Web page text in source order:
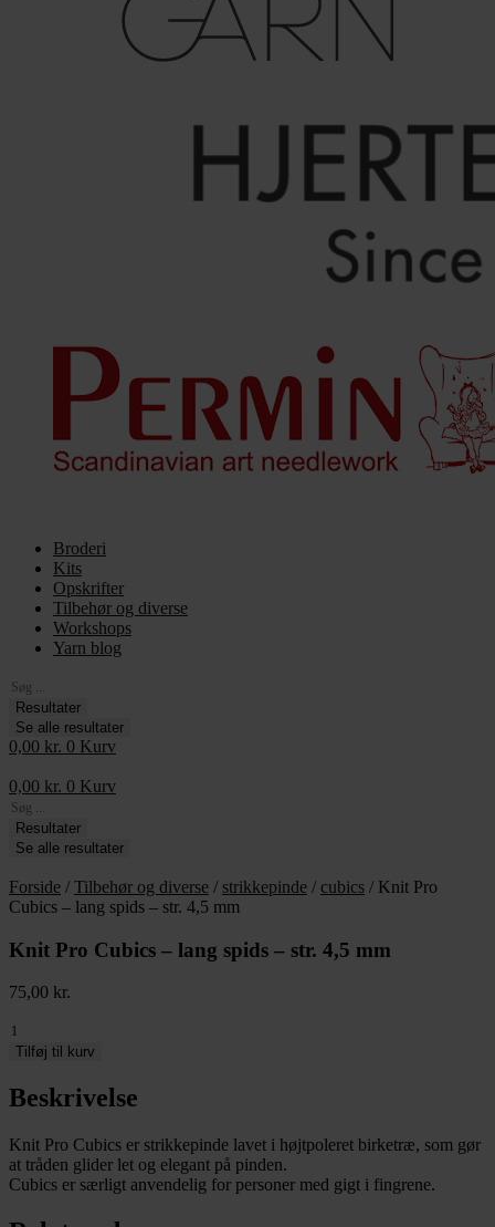
Broderi
Kits
Opskrifter
Tilbehør og diverse
Workshops
Yarn blog
Search
...Resultater
Se alle resultater
0,00 kr. 0 Kurv
0,00 kr. 0 Kurv
Search
...Resultater
Se alle resultater
Forside / Tilbehør og diverse / strikkepinde / cubics / Knit Pro
Cubics – lang spids – str. 4,5 mm
Knit Pro Cubics – lang spids – str. 4,5 mm
75,00 kr.
Knit
Pro
-
lang
-
str.
4,5
Tilføj til kurv
Beskrivelse
Knit Pro Cubics er strikkepinde lavet i højtpoleret birketræ, som gør
at tråden glider let og elegant på pinden.
Cubics er særligt anvendelig for personer med gigt i fingrene.